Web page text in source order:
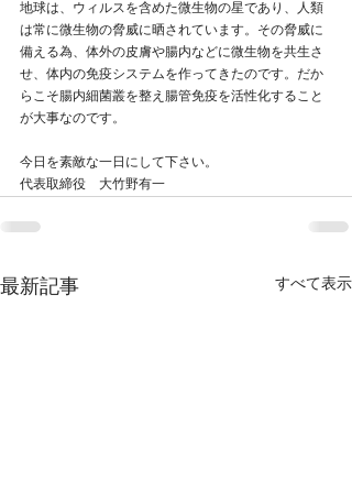
地球は、ウィルスを含めた微生物の星であり、人類
は常に微生物の脅威に晒されています。その脅威に
備える為、体外の皮膚や腸内などに微生物を共生さ
せ、体内の免疫システムを作ってきたのです。だか
らこそ腸内細菌叢を整え腸管免疫を活性化すること
が大事なのです。
今日を素敵な一日にして下さい。
代表取締役　大竹野有一
最新記事 すべて表示